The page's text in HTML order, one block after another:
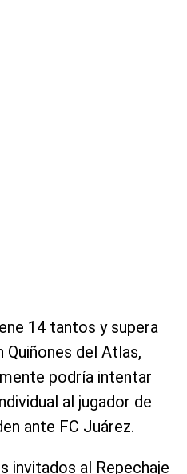
14 tantos y supera
Quiñones del Atlas,
podría intentar
al jugador de
ante FC Juárez.
invitados al Repechaje